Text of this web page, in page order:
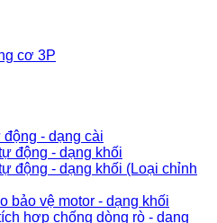
cơ 3P
- dạng cài
động - dạng khối
động - dạng khối (Loại chỉnh
bảo vệ motor - dạng khối
hợp chống dòng rò - dạng